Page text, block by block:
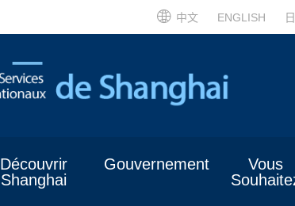
中文 ENGLISH
Découvrir
Shanghai
Gouvernement
Vous